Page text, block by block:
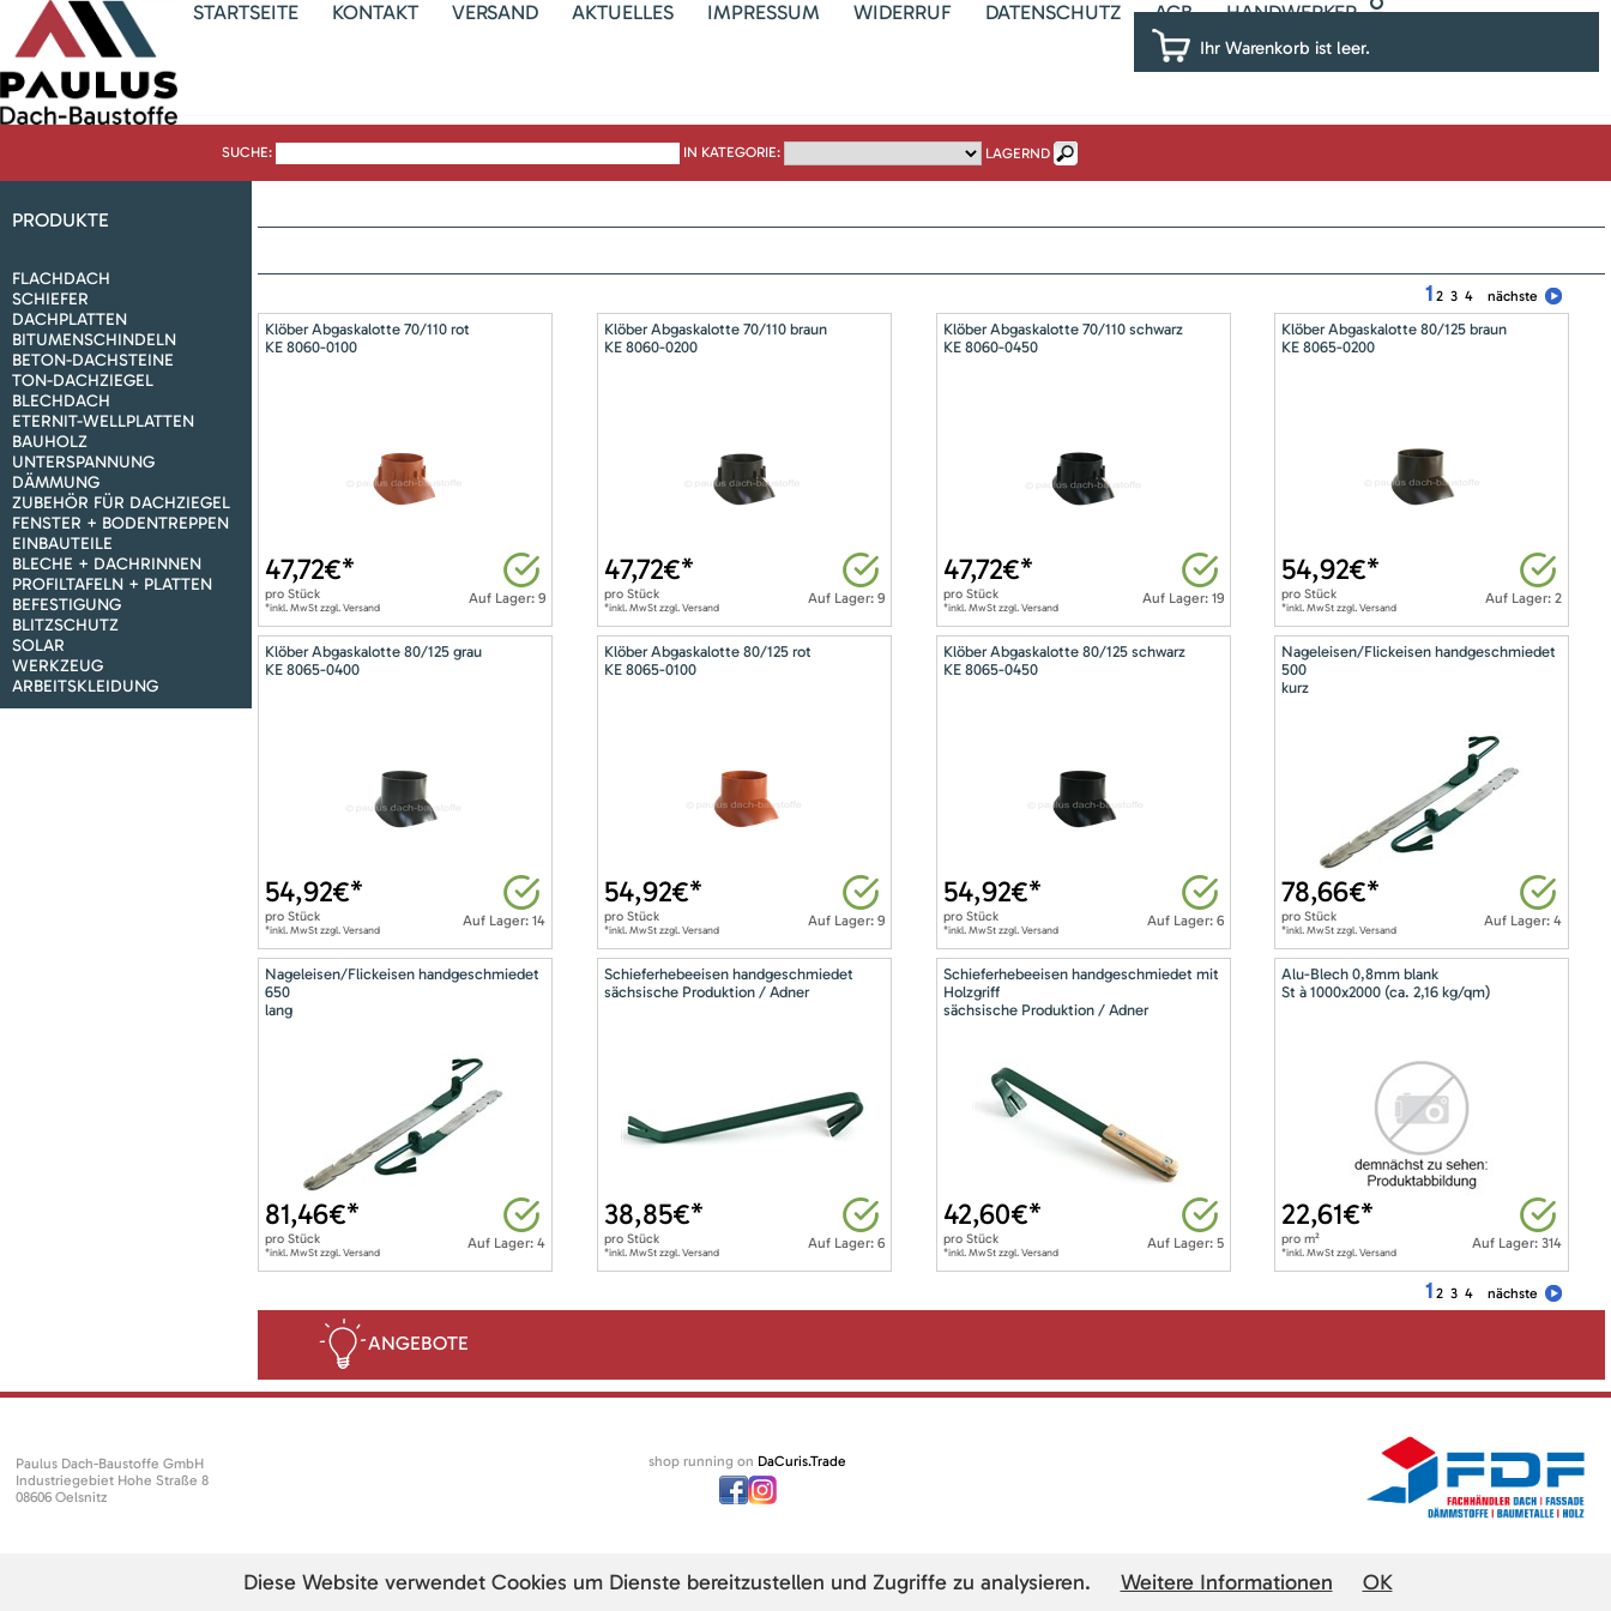
STARTSEITE KONTAKT VERSAND AKTUELLES IMPRESSUM WIDERRUF DATENSCHUTZ AGB HANDWERKER
Ihr Warenkorb ist leer.
SUCHE: IN KATEGORIE: LAGERND
PRODUKTE
FLACHDACH
SCHIEFER
DACHPLATTEN
BITUMENSCHINDELN
BETON-DACHSTEINE
TON-DACHZIEGEL
BLECHDACH
ETERNIT-WELLPLATTEN
BAUHOLZ
UNTERSPANNUNG
DÄMMUNG
ZUBEHÖR FÜR DACHZIEGEL
FENSTER + BODENTREPPEN
EINBAUTEILE
BLECHE + DACHRINNEN
PROFILTAFELN + PLATTEN
BEFESTIGUNG
BLITZSCHUTZ
SOLAR
WERKZEUG
ARBEITSKLEIDUNG
1 2 3 4 nächste
Klöber Abgaskalotte 70/110 rot
KE 8060-0100
Auf Lager: 9
47,72€*
pro Stück
*inkl. MwSt zzgl. Versand
Klöber Abgaskalotte 70/110 braun
KE 8060-0200
Auf Lager: 9
47,72€*
pro Stück
*inkl. MwSt zzgl. Versand
Klöber Abgaskalotte 70/110 schwarz
KE 8060-0450
Auf Lager: 19
47,72€*
pro Stück
*inkl. MwSt zzgl. Versand
Klöber Abgaskalotte 80/125 braun
KE 8065-0200
Auf Lager: 2
54,92€*
proStück
*inkl. MwSt zzgl. Versand
Klöber Abgaskalotte 80/125 grau
KE 8065-0400
Auf Lager: 14
54,92€*
pro Stück
*inkl. MwSt zzgl. Versand
Klöber Abgaskalotte 80/125 rot
KE 8065-0100
Auf Lager: 9
54,92€*
pro Stück
*inkl. MwSt zzgl. Versand
Klöber Abgaskalotte 80/125 schwarz
KE 8065-0450
Auf Lager: 6
54,92€*
pro Stück
*inkl. MwSt zzgl. Versand
Nageleisen/Flickeisen handgeschmiedet
500
kurz
Auf Lager: 4
78,66€*
proStück
*inkl. MwSt zzgl. Versand
Nageleisen/Flickeisen handgeschmiedet
650
lang
Auf Lager: 4
81,46€*
pro Stück
*inkl. MwSt zzgl. Versand
Schieferhebeeisen handgeschmiedet
sächsische Produktion / Adner
Auf Lager: 6
38,85€*
pro Stück
*inkl. MwSt zzgl. Versand
Schieferhebeeisen handgeschmiedet mit
Holzgriff
sächsische Produktion / Adner
Auf Lager: 5
42,60€*
pro Stück
*inkl. MwSt zzgl. Versand
Alu-Blech 0,8mm blank
St à 1000x2000 (ca. 2,16 kg/qm)
Auf Lager: 314
22,61€*
prom²
*inkl. MwSt zzgl. Versand
1 2 3 4 nächste
ANGEBOTE
Paulus Dach-Baustoffe GmbH
Industriegebiet Hohe Straße 8
08606 Oelsnitz
shop running on DaCuris.Trade
Diese Website verwendet Cookies um Dienste bereitzustellen und Zugriffe zu analysieren. Weitere Informationen OK